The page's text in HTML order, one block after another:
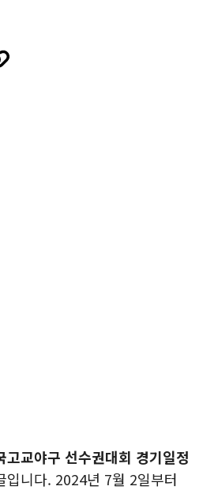
교야구 선수권대회 경기일정
입니다. 2024년 7월 2일부터